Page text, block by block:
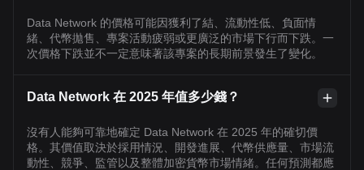
Data Network 的價格可能因獲利了結、流動性低、負面情
緒、代幣拋售、專案活動疲弱或更廣泛的市場下行而下跌。一
次價格下跌並不一定意味著該專案的長期前景發生了變化。
Data Network 在 2025 年值多少錢？
沒有人能夠可靠地確定 Data Network 在 2025 年的確切價
格。其價值取決於採用情況、開發進展、代幣供應量、市場流
動性、競爭、監管以及整體加密貨幣市場情緒。任何預測都應